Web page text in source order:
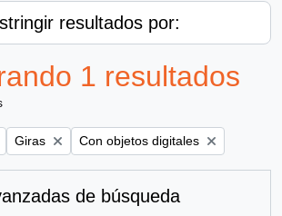
resultados por:
1 resultados
Remove filter:
Giras Remove filter:
Con objetos digitales
de búsqueda